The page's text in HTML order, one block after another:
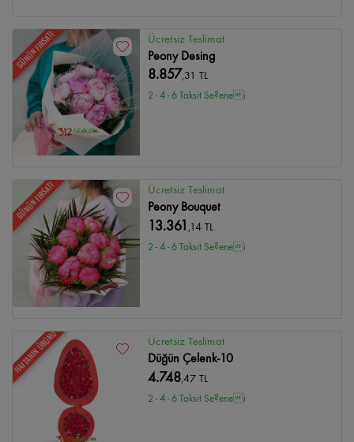
GÜNÜN FIRSATI Ücretsiz Teslimat
Peony Desing
8.857,31 TL
2 - 4 - 6 Taksit Se?enei
GÜNÜN FIRSATI Ücretsiz Teslimat
Peony Bouquet
13.361 ,14 TL
2 - 4 - 6 Taksit Se?enei
HAFTANIN ÜRÜNÜ Ücretsiz Teslimat
Düğün Çelenk-10
4.748,47 TL
2 - 4 - 6 Taksit Se?enei